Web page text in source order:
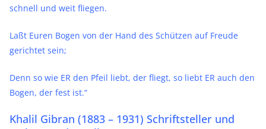
schnell und weit fliegen.
Laßt Euren Bogen von der Hand des Schützen auf Freude
gerichtet sein;
Denn so wie ER den Pfeil liebt, der fliegt, so liebt ER auch den
Bogen, der fest ist.“
Khalil Gibran (1883 – 1931) Schriftsteller und